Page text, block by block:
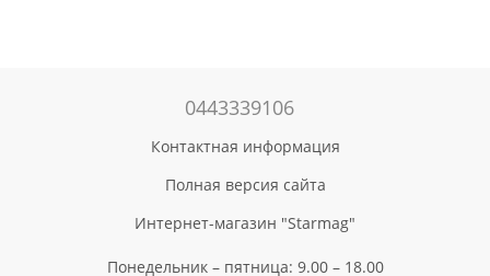
0443339106
Контактная информация
Полная версия сайта
Интернет-магазин "Starmag"
Понедельник – пятница: 9.00 – 18.00